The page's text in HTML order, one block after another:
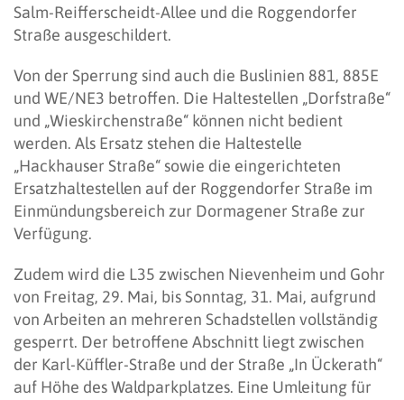
Salm-Reifferscheidt-Allee und die Roggendorfer
Straße ausgeschildert.
Von der Sperrung sind auch die Buslinien 881, 885E
und WE/NE3 betroffen. Die Haltestellen „Dorfstraße“
und „Wieskirchenstraße“ können nicht bedient
werden. Als Ersatz stehen die Haltestelle
„Hackhauser Straße“ sowie die eingerichteten
Ersatzhaltestellen auf der Roggendorfer Straße im
Einmündungsbereich zur Dormagener Straße zur
Verfügung.
Zudem wird die L35 zwischen Nievenheim und Gohr
von Freitag, 29. Mai, bis Sonntag, 31. Mai, aufgrund
von Arbeiten an mehreren Schadstellen vollständig
gesperrt. Der betroffene Abschnitt liegt zwischen
der Karl-Küffler-Straße und der Straße „In Ückerath“
auf Höhe des Waldparkplatzes. Eine Umleitung für